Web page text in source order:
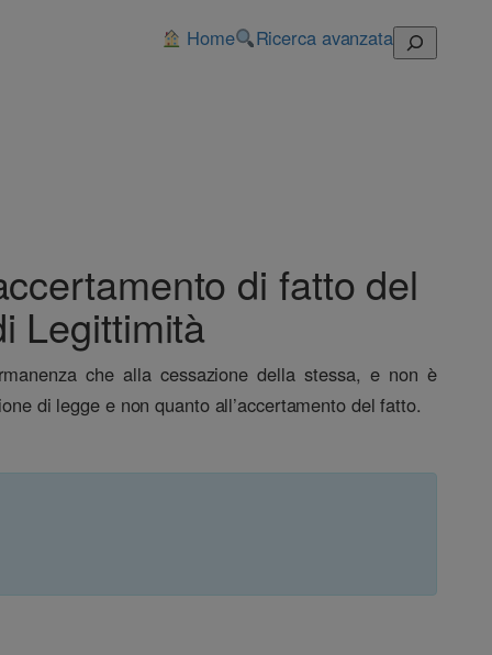
Home Ricerca avanzata Cerca
di fatto del
Legittimità
che alla cessazione della stessa, e non è
di legge e non quanto all’accertamento del fatto.